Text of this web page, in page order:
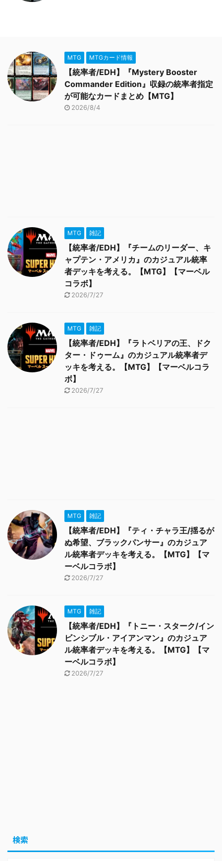
MTG MTGカード情報
【統率者/EDH】『Mystery Booster
Commander Edition』収録の統率者指定
が可能なカードまとめ【MTG】
2026/8/4
MTG 雑記
【統率者/EDH】『チームのリーダー、キ
ャプテン・アメリカ』のカジュアル統率
者デッキを考える。【MTG】【マーベル
コラボ】
2026/7/27
MTG 雑記
【統率者/EDH】『ラトベリアの王、ドク
ター・ドゥーム』のカジュアル統率者デ
ッキを考える。【MTG】【マーベルコラ
ボ】
2026/7/27
MTG 雑記
【統率者/EDH】『ティ・チャラ王/揺るが
ぬ希望、ブラックパンサー』のカジュア
ル統率者デッキを考える。【MTG】【マ
ーベルコラボ】
2026/7/27
MTG 雑記
【統率者/EDH】『トニー・スターク/イン
ビンシブル・アイアンマン』のカジュア
ル統率者デッキを考える。【MTG】【マ
ーベルコラボ】
2026/7/27
検索